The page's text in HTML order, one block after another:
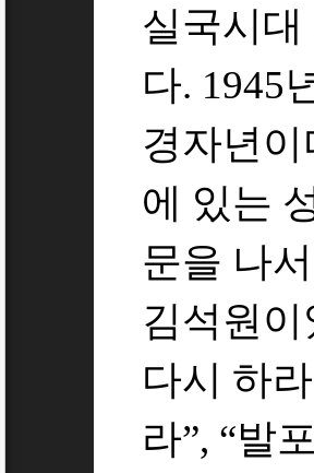
실국시
다. 1945
경자년
에 있는
문을 나
김석원
다시 하
라”, “발